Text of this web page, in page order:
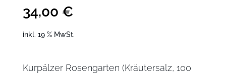
34,00 €
inkl. 19 % MwSt.
Kurpälzer Rosengarten (Kräutersalz, 100